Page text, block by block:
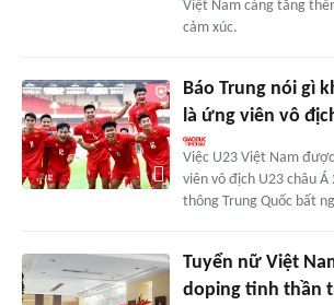
Việt Nam càng tăng
cảm xúc.
Báo Trung nói gì
là ứng viên vô
Việc U23 Việt Nam
viên vô địch U23 châu
thông Trung Quốc bất
Tuyển nữ Việt
doping tinh thần